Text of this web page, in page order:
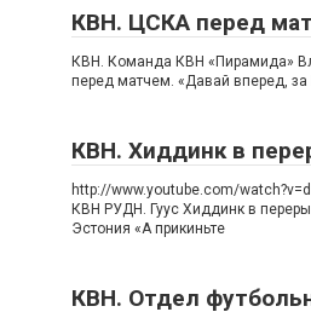
КВН. ЦСКА перед
КВН. Команда КВН «Пирамида»
перед матчем. «Давай вперед,
КВН. Хиддинк в
http://www.youtube.com/
КВН РУДН. Гуус Хиддинк в
Эстония «А прикиньте
КВН. Отдел